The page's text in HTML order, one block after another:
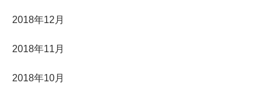
2018年12月
2018年11月
2018年10月